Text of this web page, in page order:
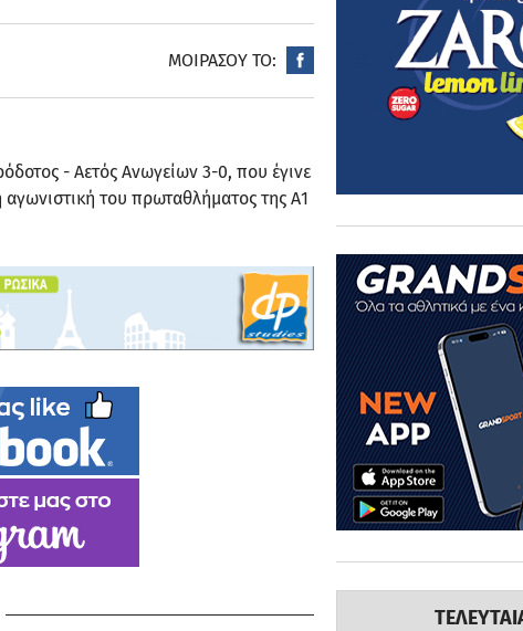
ΜΟΙΡΑΣΟΥ ΤΟ:
- Αετός Ανωγείων 3-0, που έγινε
του πρωταθλήματος της Α1